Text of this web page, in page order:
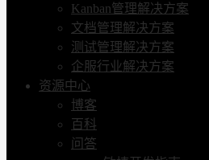
Kanban管理解决方案
文档管理解决方案
测试管理解决方案
企服行业解决方案
资源中心
博客
百科
问答